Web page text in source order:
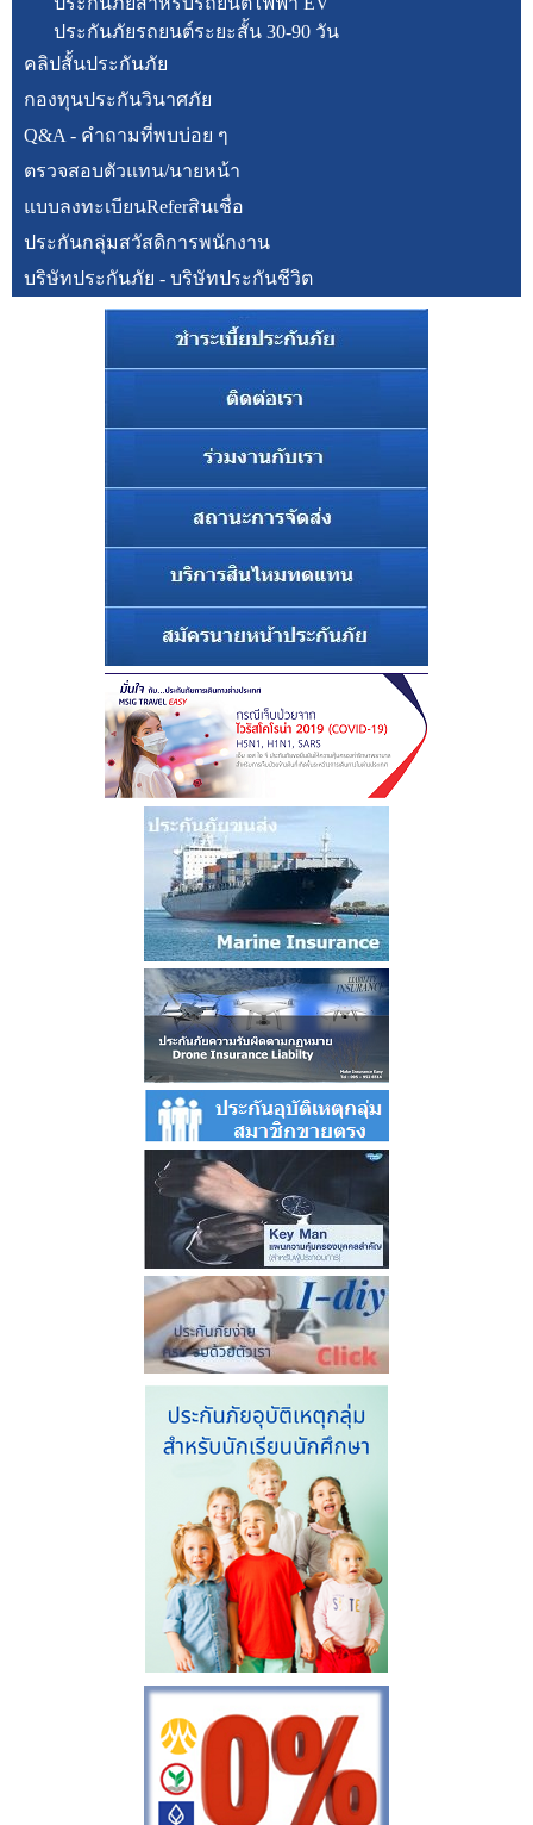
ประกันภัยรถยนต์ระยะสั้น 30-90 วัน
คลิปสั้นประกันภัย
กองทุนประกันวินาศภัย
Q&A - คำถามที่พบบ่อย ๆ
ตรวจสอบตัวแทน/นายหน้า
แบบลงทะเบียนReferสินเชื่อ
ประกันกลุ่มสวัสดิการพนักงาน
บริษัทประกันภัย - บริษัทประกันชีวิต